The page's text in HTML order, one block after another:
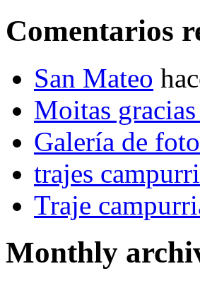
Comentarios
San Mateo
Moitas
Galería de
trajes
Traje
Monthly